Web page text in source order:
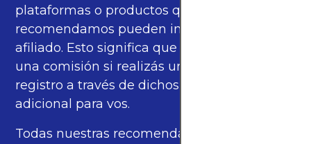
plataformas o productos que
recomendamos pueden incluir enlaces de
afiliado. Esto significa que podríamos recibir
una comisión si realizás una compra o
registro a través de dichos enlaces, sin costo
adicional para vos.
Todas nuestras recomendaciones se basan